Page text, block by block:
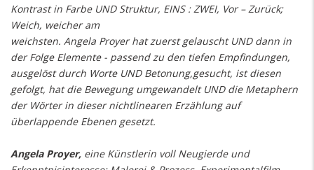
Kontrast in Farbe UND Struktur, EINS : ZWEI, Vor – Zurück;
Weich, weicher am
weichsten. Angela Proyer hat zuerst gelauscht UND dann in
der Folge Elemente - passend zu den tiefen Empfindungen,
ausgelöst durch Worte UND Betonung,gesucht, ist diesen
gefolgt, hat die Bewegung umgewandelt UND die Metaphern
der Wörter in dieser nichtlinearen Erzählung auf
überlappende Ebenen gesetzt.
Angela Proyer, eine Künstlerin voll Neugierde und